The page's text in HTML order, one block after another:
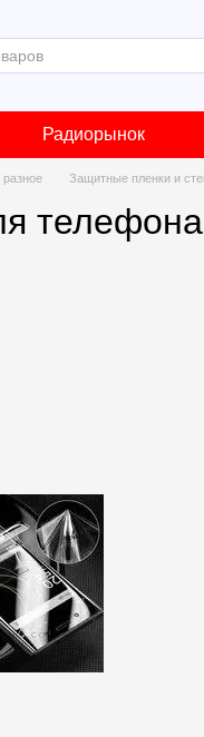
Радиорынок
Защитные пленки и